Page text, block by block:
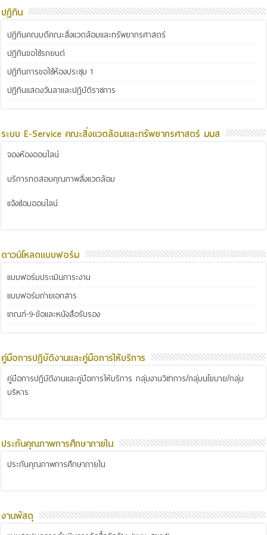
ปฏิทิน
ปฏิทินคณบดีคณะสิ่งแวดล้อมและทรัพยากรศาสตร์
ปฏิทินขอใช้รถยนต์
ปฏิทินการขอใช้ห้องประชุม 1
ปฏิทินแสดงวันลาและปฏิบัติราชการ
ระบบ E-Service คณะสิ่งแวดล้อมและทรัพยากรศาสตร์ มมส
จองห้องออนไลน์
บริการทดสอบคุณภาพสิ่งแวดล้อม
แจ้งซ่อมออนไลน์
ดาวน์โหลดแบบฟอร์ม
แบบฟอร์มประเมินภาระงาน
แบบฟอร์มถ่ายเอกสาร
เกณฑ์-9-ข้อและหนังสือรับรอง
คู่มือการปฏิบัติงานและคู่มือการให้บริการ
คู่มือการปฏิบัติงานและคู่มือการให้บริการ กลุ่มงานวิชาการ/กลุ่มนโยบาย/กลุ่ม
บริหาร
ประกันคุณภาพการศึกษาภายใน
ประกันคุณภาพการศึกษาภายใน
งานพัสดุ